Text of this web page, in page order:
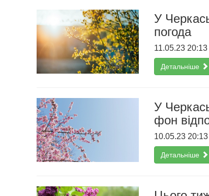
У
погода
11.05.23 20:13
Детальніше
У
фон
10.05.23 20:13
Детальніше